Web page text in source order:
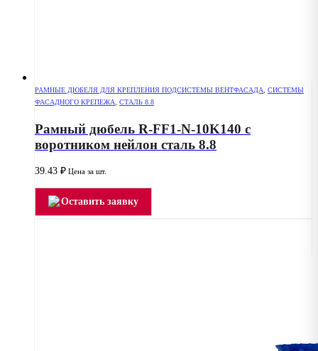
РАМНЫЕ ДЮБЕЛЯ ДЛЯ КРЕПЛЕНИЯ ПОДСИСТЕМЫ ВЕНТФАСАДА, СИСТЕМЫ
ФАСАДНОГО КРЕПЕЖА, СТАЛЬ 8.8
Рамный дюбель R-FF1-N-10K140 с
воротником нейлон сталь 8.8
39.43 ₽ Цена за шт.
Оставить заявку